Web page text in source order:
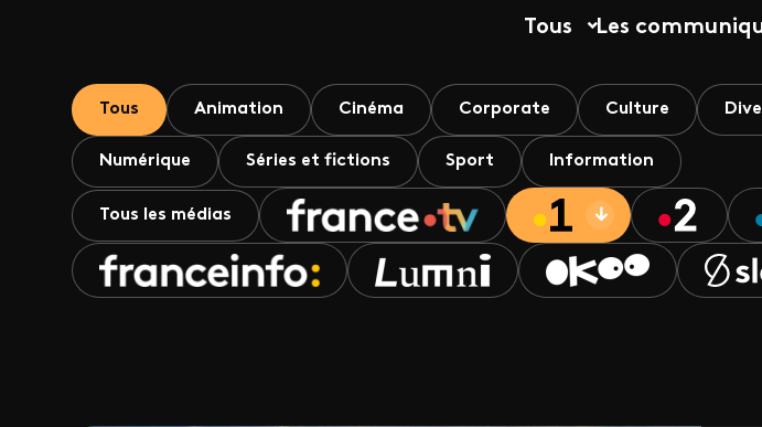
Tous Les
Tous Animation Cinéma Corporate Culture
Numérique Séries et fictions Sport Information
Tous les médias